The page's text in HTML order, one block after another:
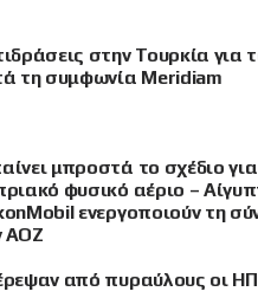
στην Τουρκία για
τη συμφωνία Meridiam
μπροστά το σχέδιο
φυσικό αέριο –
ενεργοποιούν τη
ΑΟΖ
από πυραύλους οι